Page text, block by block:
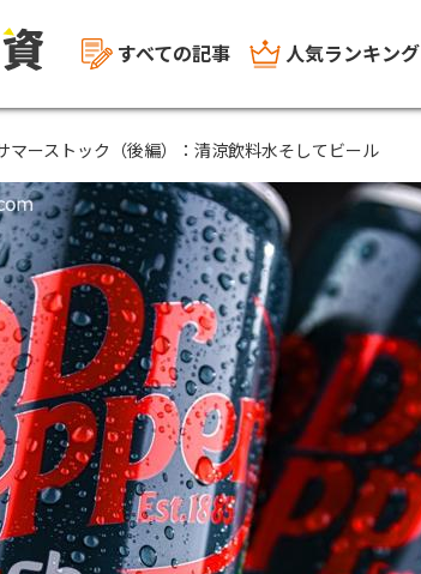
すべての記事 人気ランキング
マーストック（後編）：清涼飲料水そしてビール